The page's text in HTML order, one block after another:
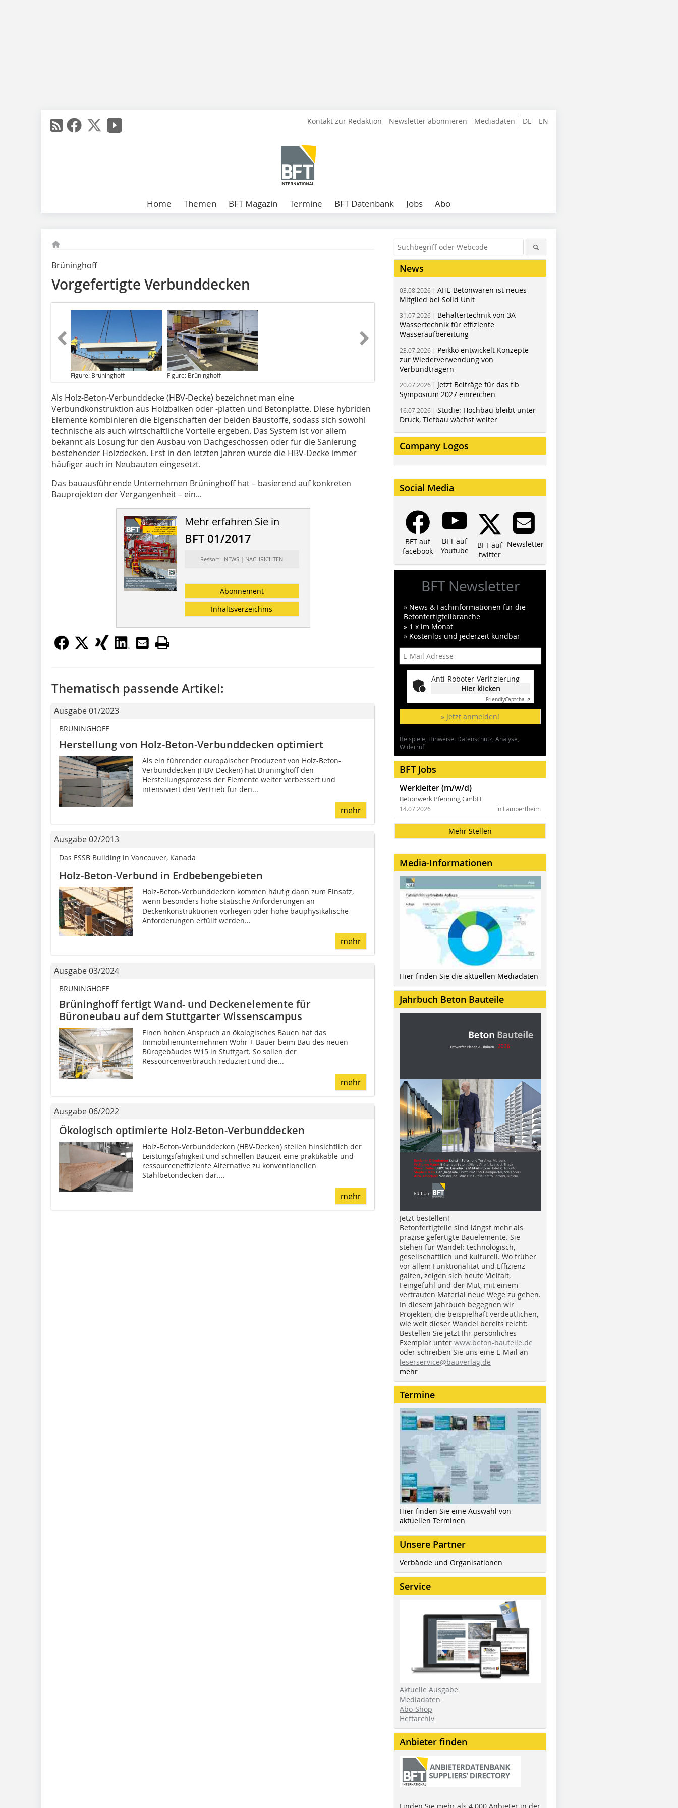
DE EN
Kontakt zur Redaktion Newsletter abonnieren Mediadaten
Home Themen BFT Magazin Termine BFT Datenbank Jobs Abo
Brüninghoff
Vorgefertigte Verbunddecken
Figure: Brüninghoff Figure: Brüninghoff
Als Holz-Beton-Verbunddecke(HBV-Decke) bezeichnet man eine
Verbundkonstruktion aus Holzbalken oder -platten und Betonplatte. Diese hybriden
Elemente kombinieren die Eigenschaften der beiden Baustoffe, sodass sich sowohl
technische als auch wirtschaftliche Vorteile ergeben. Das System ist vor allem
bekannt als Lösung für den Ausbau von Dachgeschossen oder für die Sanierung
bestehender Holzdecken. Erst in den letzten Jahren wurde die HBV-Decke immer
häufiger auch in Neubauten eingesetzt.
Das bauausführende Unternehmen Brüninghoff hat – basierend auf konkreten
Bauprojekten der Vergangenheit – ein...
Mehr erfahren Sie in
BFT 01/2017
Ressort: NEWS | NACHRICHTEN
Abonnement
Inhaltsverzeichnis
Thematisch passende Artikel:
Ausgabe 01/2023
BRÜNINGHOFF
Herstellung von Holz-Beton-Verbunddecken optimiert
Als ein führender europäischer Produzent von Holz-Beton-
Verbunddecken (HBV-Decken) hat Brüninghoff den
Herstellungsprozess der Elemente weiter verbessert und
intensiviert den Vertrieb für den...
mehr
Ausgabe 02/2013
Das ESSB Building in Vancouver, Kanada
Holz-Beton-Verbund in Erdbebengebieten
Holz-Beton-Verbunddecken kommen häufig dann zum Einsatz,
wenn besonders hohe statische Anforderungen an
Deckenkonstruktionen vorliegen oder hohe bauphysikalische
Anforderungen erfüllt werden...
mehr
Ausgabe 03/2024
BRÜNINGHOFF
Brüninghoff fertigt Wand- und Deckenelemente für
Büroneubau auf dem Stuttgarter Wissenscampus
Einen hohen Anspruch an ökologisches Bauen hat das
Immobilienunternehmen Wöhr + Bauer beim Bau des neuen
Bürogebäudes W15 in Stuttgart. So sollen der
Ressourcenverbrauch reduziert und die...
mehr
Ausgabe 06/2022
Ökologisch optimierte Holz-Beton-Verbunddecken
Holz-Beton-Verbunddecken (HBV-Decken) stellen hinsichtlich der
Leistungsfähigkeit und schnellen Bauzeit eine praktikable und
ressourceneffiziente Alternative zu konventionellen
Stahlbetondecken dar....
mehr
News
03.08.2026 | AHE Betonwaren ist neues
Mitglied bei Solid Unit
31.07.2026 | Behältertechnik von 3A
Wassertechnik für effiziente
Wasseraufbereitung
23.07.2026 | Peikko entwickelt Konzepte
zur Wiederverwendung von
Verbundträgern
20.07.2026 | Jetzt Beiträge für das fib
Symposium 2027 einreichen
16.07.2026 | Studie: Hochbau bleibt unter
Druck, Tiefbau wächst weiter
Company Logos
Social Media
BFT auf
facebook
BFT auf
Youtube
BFT auf
twitter
Newsletter
BFT Newsletter
» News & Fachinformationen für die
Betonfertigteilbranche
» 1 x im Monat
» Kostenlos und jederzeit kündbar
Anti-Roboter-Verifizierung
Hier klicken
FriendlyCaptcha ⇗
» Jetzt anmelden!
Beispiele, Hinweise: Datenschutz, Analyse,
Widerruf
BFT Jobs
Werkleiter (m/w/d)
Betonwerk Pfenning GmbH
in Lampertheim
14.07.2026
Mehr Stellen
Media-Informationen
Hier finden Sie die aktuellen Mediadaten
Jahrbuch Beton Bauteile
Jetzt bestellen!
Betonfertigteile sind längst mehr als
präzise gefertigte Bauelemente. Sie
stehen für Wandel: technologisch,
gesellschaftlich und kulturell. Wo früher
vor allem Funktionalität und Effizienz
galten, zeigen sich heute Vielfalt,
Feingefühl und der Mut, mit einem
vertrauten Material neue Wege zu gehen.
In diesem Jahrbuch begegnen wir
Projekten, die beispielhaft verdeutlichen,
wie weit dieser Wandel bereits reicht:
Bestellen Sie jetzt Ihr persönliches
Exemplar unter www.beton-bauteile.de
oder schreiben Sie uns eine E-Mail an
leserservice@bauverlag.de
mehr
Termine
Hier finden Sie eine Auswahl von
aktuellen Terminen
Unsere Partner
Verbände und Organisationen
Service
Aktuelle Ausgabe
Mediadaten
Abo-Shop
Heftarchiv
Anbieter finden